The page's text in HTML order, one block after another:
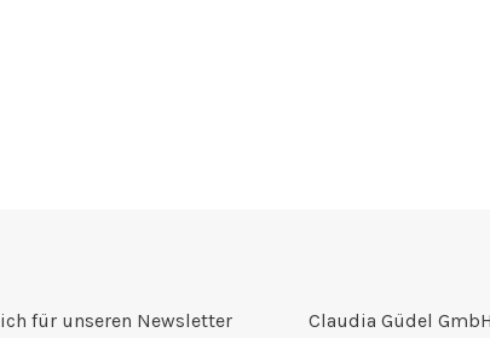
für unseren Newsletter
Claudia Güdel